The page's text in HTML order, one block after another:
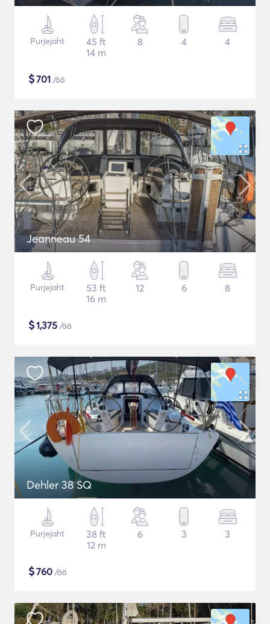
Purjejaht
45 ft
14 m
8 4 4
$701 /öö
Jeanneau 54
Purjejaht
53 ft
16 m
12 6 8
$1,375 /öö
Dehler 38 SQ
Purjejaht
38 ft
12 m
6 3 3
$760 /öö